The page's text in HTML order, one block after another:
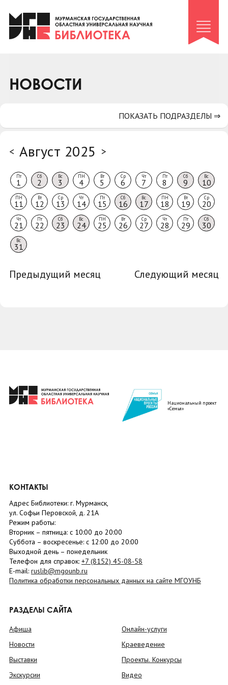
Клуб «Гиря и сельдерей»
Клуб «Семейный архив»
Коллегам
НОВОСТИ
< Август 2025 >
Пт
1
Сб
2
Вс
3
ПН
4
Вт
5
Ср
6
Чт
7
Пт
8
Сб
9
Вс
10
ПН
11
Вт
12
Ср
13
Чт
14
Пт
15
Сб
16
Вс
17
ПН
18
Вт
19
Ср
20
Чт
21
Пт
22
Сб
23
Вс
24
ПН
25
Вт
26
Ср
27
Чт
28
Пт
29
Сб
30
Вс
31
Предыдущий месяц Следующий месяц
ПОКАЗАТЬ ПОДРАЗДЕЛЫ ⇒
Национальный проект
«Семья»
КОНТАКТЫ
Адрес Библиотеки: г. Мурманск,
ул. Софьи Перовской, д. 21А
Режим работы:
Вторник – пятница: с 10:00 до 20:00
Суббота – воскресенье: c 12:00 до 20:00
Выходной день – понедельник
Телефон для справок: +7 (8152) 45-08-58
E-mail: ruslib@mgounb.ru
Политика обработки персональных данных на сайте МГОУНБ
РАЗДЕЛЫ САЙТА
Афиша
Новости
Выставки
Экскурсии
Онлайн-услуги
Краеведение
Проекты. Конкурсы
Видео